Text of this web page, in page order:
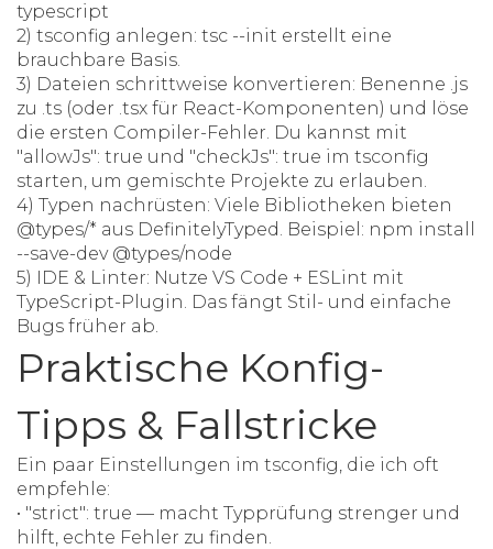
typescript
2) tsconfig anlegen: tsc --init erstellt eine
brauchbare Basis.
3) Dateien schrittweise konvertieren: Benenne .js
zu .ts (oder .tsx für React-Komponenten) und löse
die ersten Compiler-Fehler. Du kannst mit
"allowJs": true und "checkJs": true im tsconfig
starten, um gemischte Projekte zu erlauben.
4) Typen nachrüsten: Viele Bibliotheken bieten
@types/* aus DefinitelyTyped. Beispiel: npm install
--save-dev @types/node
5) IDE & Linter: Nutze VS Code + ESLint mit
TypeScript-Plugin. Das fängt Stil- und einfache
Bugs früher ab.
Praktische Konfig-
Tipps & Fallstricke
Ein paar Einstellungen im tsconfig, die ich oft
empfehle:
• "strict": true — macht Typprüfung strenger und
hilft, echte Fehler zu finden.